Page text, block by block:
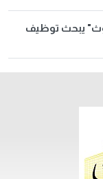
يبحث توظيف